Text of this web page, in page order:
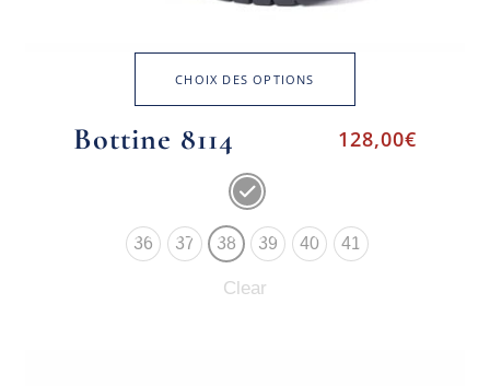
CHOIX DES OPTIONS
Bottine 8114 128,00€
36 37 38 39 40 41
Clear